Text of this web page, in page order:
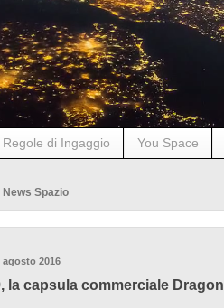
Regole di Ingaggio You Space
Spazio
agosto 2016
la capsula commerciale